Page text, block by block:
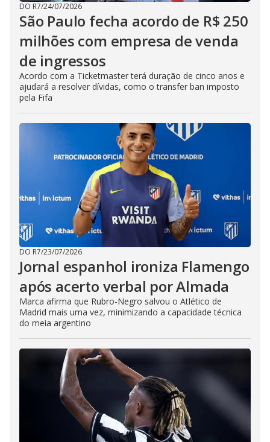
DO R7/24/07/2026
São Paulo fecha acordo de R$ 250
milhões com empresa de venda
de ingressos
Acordo com a Ticketmaster terá duração de cinco anos e
ajudará a resolver dívidas, como o transfer ban imposto
pela Fifa
DO R7/23/07/2026
Jornal espanhol ironiza Flamengo
após acerto verbal por Almada
Marca afirma que Rubro-Negro salvou o Atlético de
Madrid mais uma vez, minimizando a capacidade técnica
do meia argentino